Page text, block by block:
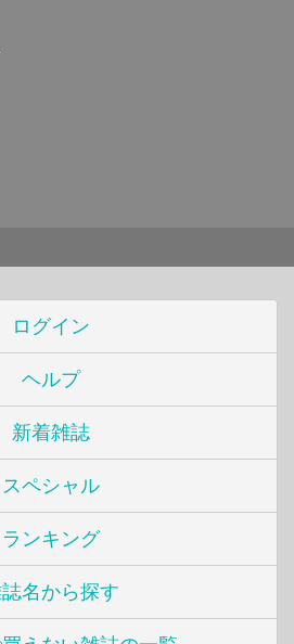
ログイン
ヘルプ
新着雑誌
スペシャル
ランキング
名から探す